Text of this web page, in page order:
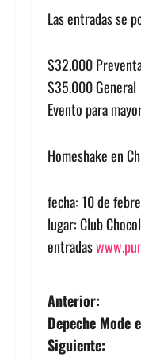
Las entradas se
$32.000
$35.000 General
Evento para
Homeshake en
fecha: 10 de
lugar: Club
entradas
N
a
Anterior:
Depeche Mode
Siguiente: